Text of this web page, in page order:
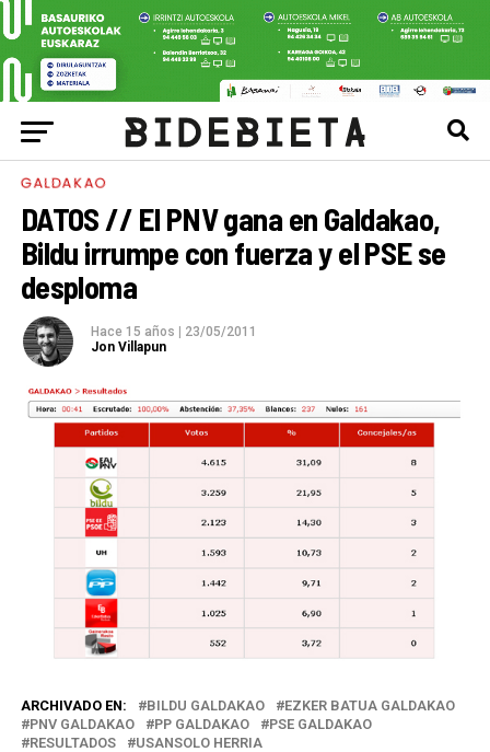
GALDAKAO
DATOS // El PNV gana en Galdakao,
Bildu irrumpe con fuerza y el PSE se
desploma
Hace 15 años
23/05/2011
Jon Villapun
ARCHIVADO EN: BILDU GALDAKAO
EZKER BATUA GALDAKAO
PNV GALDAKAO
PP GALDAKAO
PSE GALDAKAO
RESULTADOS
USANSOLO HERRIA